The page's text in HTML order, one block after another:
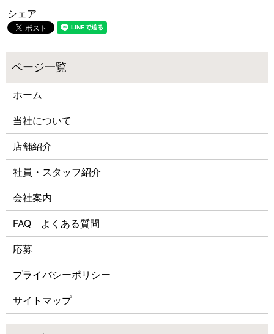
シェア
ホーム
当社について
店舗紹介
社員・スタッフ紹介
会社案内
FAQ よくある質問
応募
プライバシーポリシー
サイトマップ